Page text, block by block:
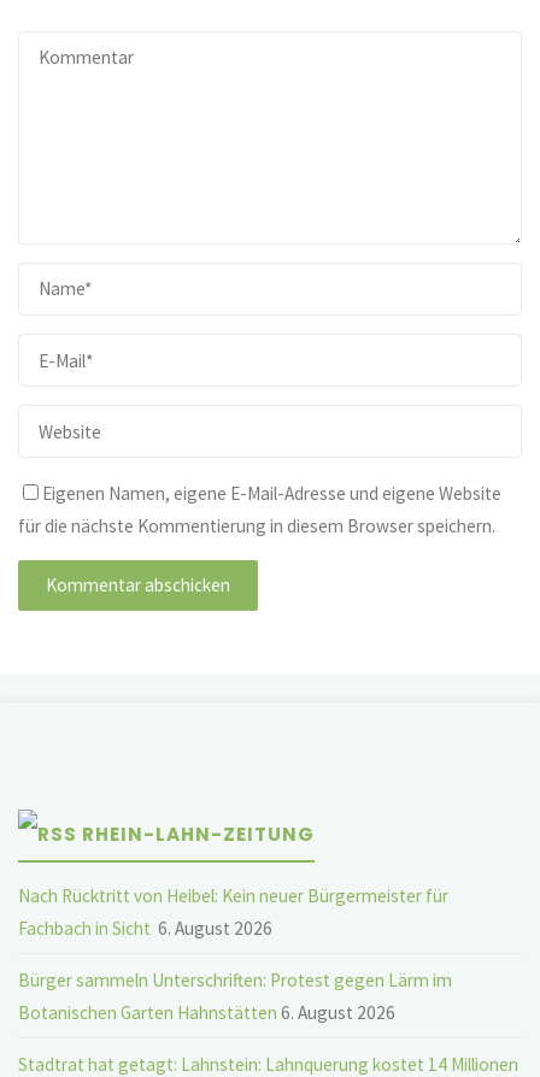
Eigenen Namen, eigene E-Mail-Adresse und eigene Website
für die nächste Kommentierung in diesem Browser speichern.
RHEIN-LAHN-ZEITUNG
Nach Rücktritt von Heibel: Kein neuer Bürgermeister für
Fachbach in Sicht 6. August 2026
Bürger sammeln Unterschriften: Protest gegen Lärm im
Botanischen Garten Hahnstätten 6. August 2026
Stadtrat hat getagt: Lahnstein: Lahnquerung kostet 14 Millionen